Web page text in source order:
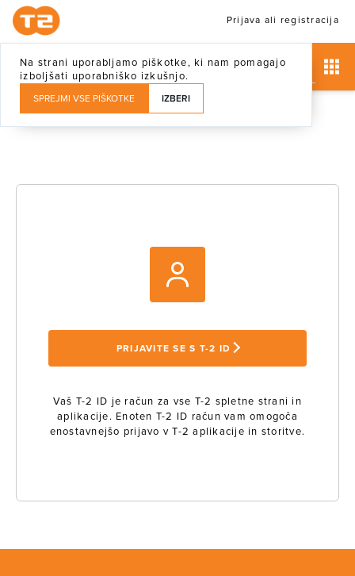
Na strani uporabljamo piškotke, ki nam pomagajo
izboljšati uporabniško izkušnjo.
SPREJMI VSE PIŠKOTKE IZBERI
Prijava ali registracija
PRIJAVITE SE S T-2 ID
Vaš T-2 ID je račun za vse T-2 spletne strani in
aplikacije. Enoten T-2 ID račun vam omogoča
enostavnejšo prijavo v T-2 aplikacije in storitve.